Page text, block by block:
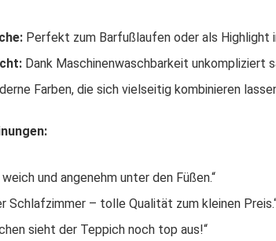
Perfekt zum Barfußlaufen oder als Highlight
Dank Maschinenwaschbarkeit unkompliziert
Farben, die sich vielseitig kombinieren
und angenehm unter den Füßen.“
Schlafzimmer – tolle Qualität zum kleinen
sieht der Teppich noch top aus!“